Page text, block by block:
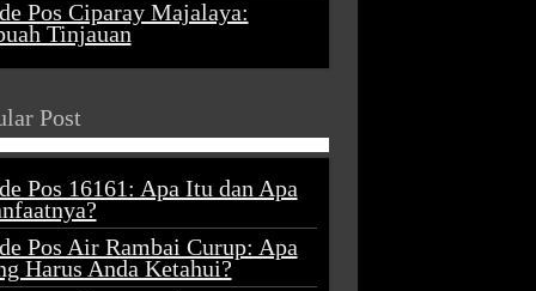
Pos Ciparay Majalaya:
Tinjauan
Post
Pos 16161: Apa Itu dan Apa
Pos Air Rambai Curup: Apa
Harus Anda Ketahui?